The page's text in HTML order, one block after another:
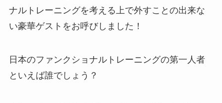
ナルトレーニングを考える上で外すことの出来な
い豪華ゲストをお呼びしました！
日本のファンクショナルトレーニングの第一人者
といえば誰でしょう？